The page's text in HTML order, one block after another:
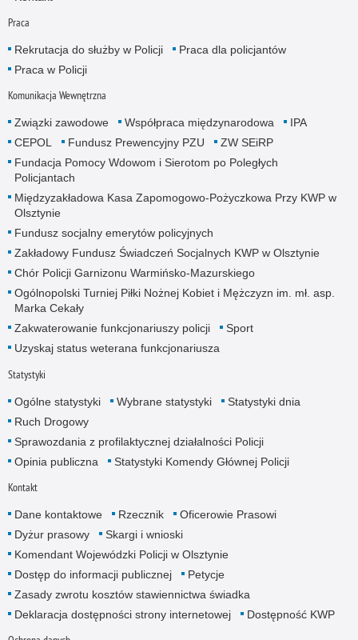
Praca
Rekrutacja do służby w Policji
Praca dla policjantów
Praca w Policji
Komunikacja Wewnętrzna
Związki zawodowe Współpraca międzynarodowa
IPA
CEPOL
Fundusz Prewencyjny PZU
ZW SEiRP
Fundacja Pomocy Wdowom i Sierotom po Poległych
Policjantach
Międzyzakładowa Kasa Zapomogowo-Pożyczkowa Przy KWP w
Olsztynie
Fundusz socjalny emerytów policyjnych
Zakładowy Fundusz Świadczeń Socjalnych KWP w Olsztynie
Chór Policji Garnizonu Warmińsko-Mazurskiego
Ogólnopolski Turniej Piłki Nożnej Kobiet i Mężczyzn im. mł. asp.
Marka Cekały
Zakwaterowanie funkcjonariuszy policji
Sport
Uzyskaj status weterana funkcjonariusza
Statystyki
Ogólne statystyki Wybrane statystyki
Statystyki dnia
Ruch Drogowy
Sprawozdania z profilaktycznej działalności Policji
Opinia publiczna
Statystyki Komendy Głównej Policji
Kontakt
Dane kontaktowe Rzecznik
Oficerowie Prasowi
Dyżur prasowy
Skargi i wnioski
Komendant Wojewódzki Policji w Olsztynie
Dostęp do informacji publicznej
Petycje
Zasady zwrotu kosztów stawiennictwa świadka
Deklaracja dostępności strony internetowej
Dostępność KWP